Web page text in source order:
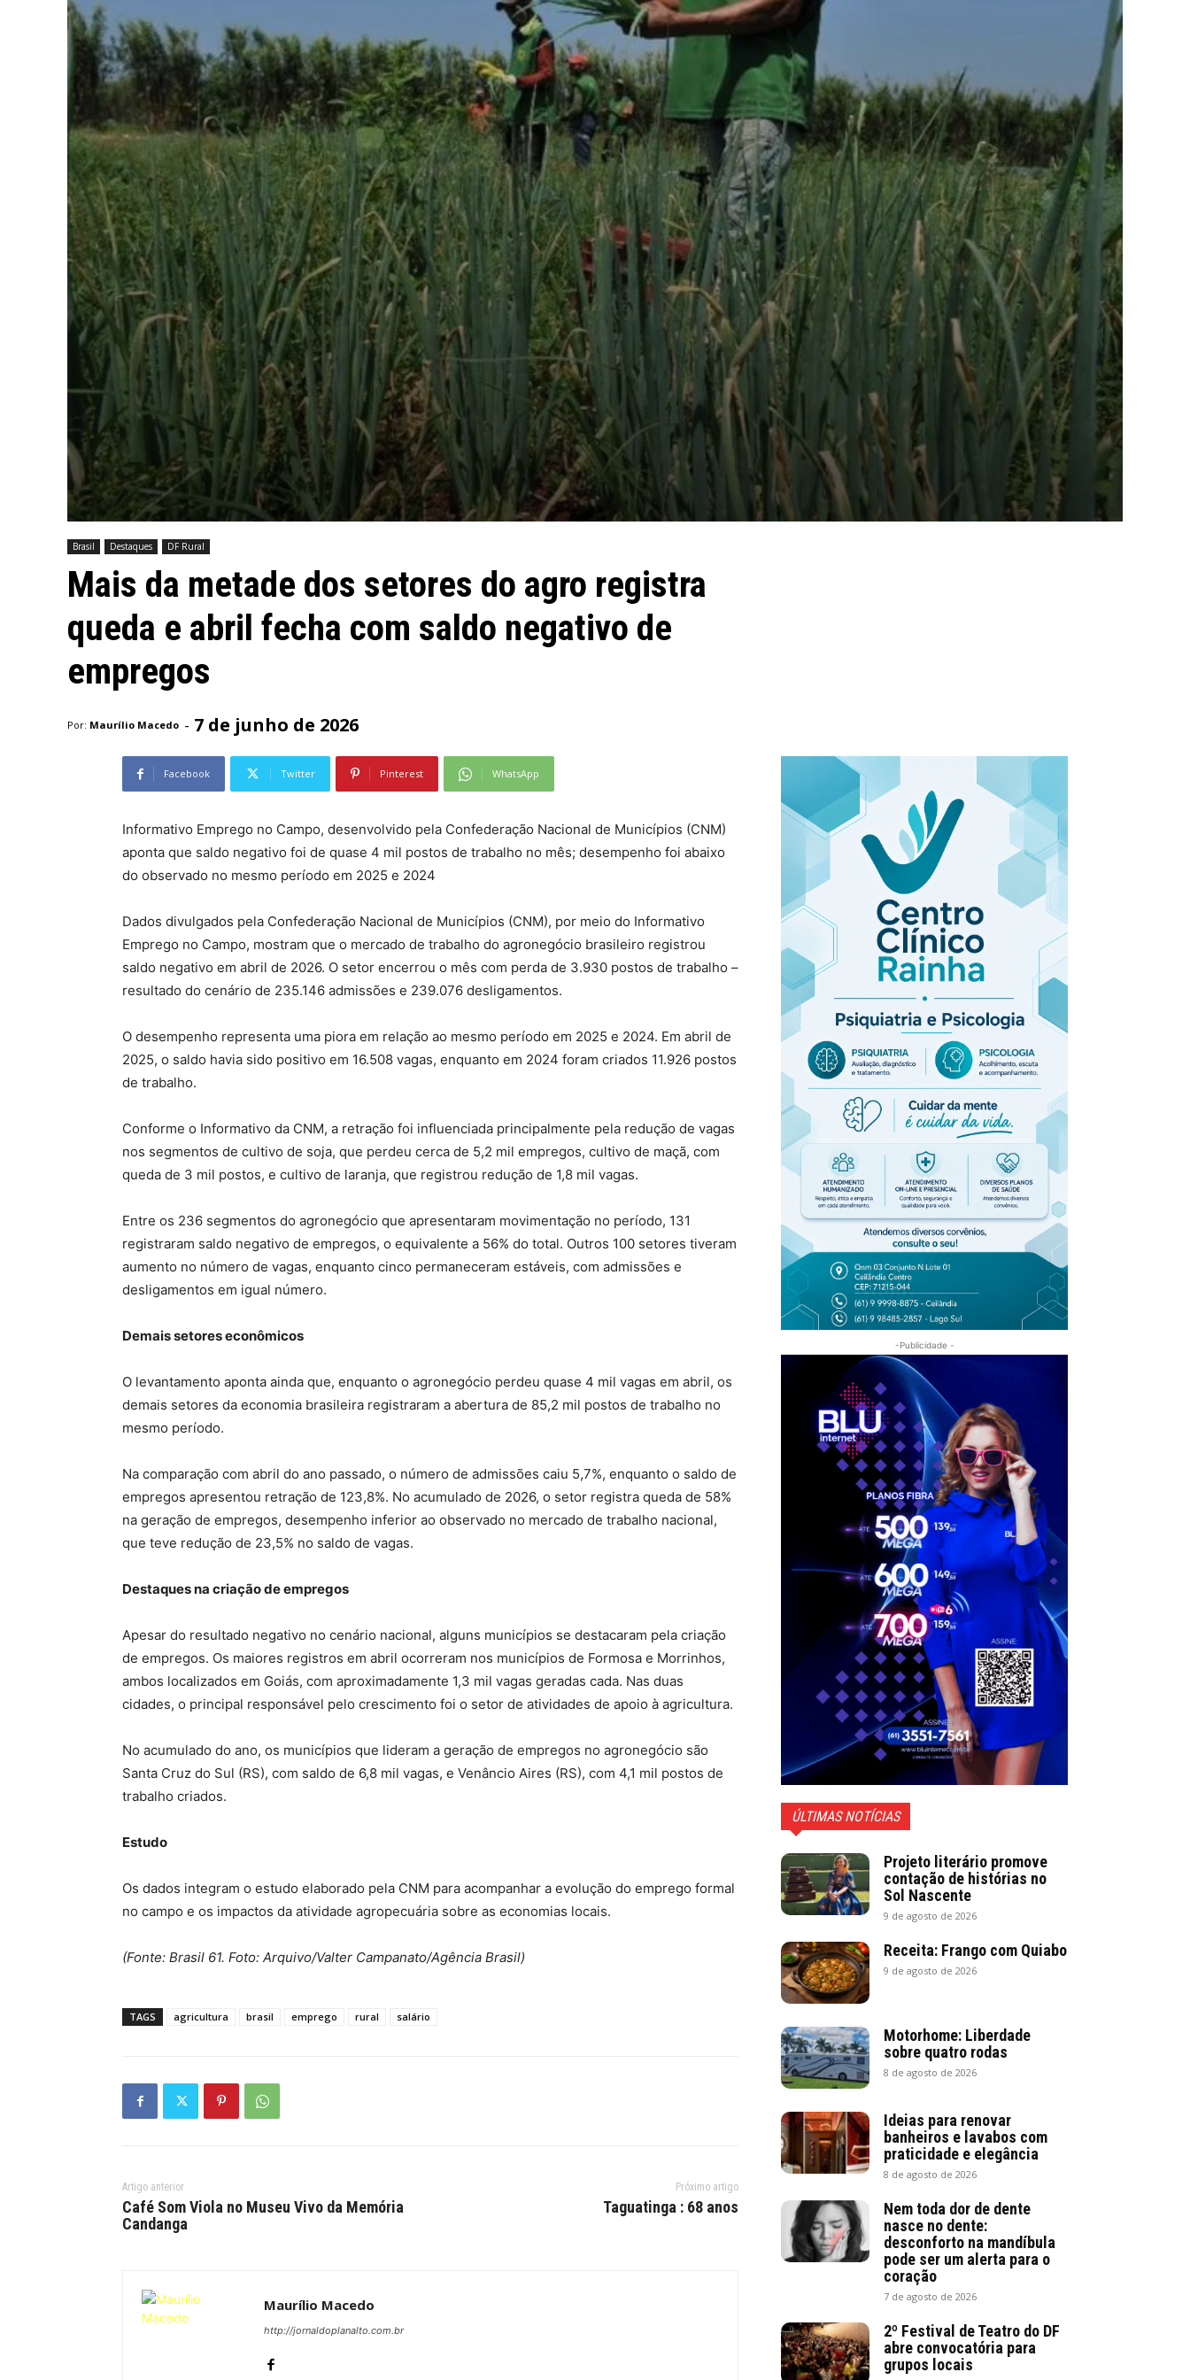
Brasil Destaques DF Rural
Mais da metade dos setores do agro registra
queda e abril fecha com saldo negativo de
empregos
Por: Maurílio Macedo - 7 de junho de 2026
Facebook Twitter Pinterest WhatsApp
Informativo Emprego no Campo, desenvolvido pela Confederação Nacional de Municípios (CNM)
aponta que saldo negativo foi de quase 4 mil postos de trabalho no mês; desempenho foi abaixo
do observado no mesmo período em 2025 e 2024
Dados divulgados pela Confederação Nacional de Municípios (CNM), por meio do Informativo
Emprego no Campo, mostram que o mercado de trabalho do agronegócio brasileiro registrou
saldo negativo em abril de 2026. O setor encerrou o mês com perda de 3.930 postos de trabalho –
resultado do cenário de 235.146 admissões e 239.076 desligamentos.
O desempenho representa uma piora em relação ao mesmo período em 2025 e 2024. Em abril de
2025, o saldo havia sido positivo em 16.508 vagas, enquanto em 2024 foram criados 11.926 postos
de trabalho.
Conforme o Informativo da CNM, a retração foi influenciada principalmente pela redução de vagas
nos segmentos de cultivo de soja, que perdeu cerca de 5,2 mil empregos, cultivo de maçã, com
queda de 3 mil postos, e cultivo de laranja, que registrou redução de 1,8 mil vagas.
Entre os 236 segmentos do agronegócio que apresentaram movimentação no período, 131
registraram saldo negativo de empregos, o equivalente a 56% do total. Outros 100 setores tiveram
aumento no número de vagas, enquanto cinco permaneceram estáveis, com admissões e
desligamentos em igual número.
Demais setores econômicos
O levantamento aponta ainda que, enquanto o agronegócio perdeu quase 4 mil vagas em abril, os
demais setores da economia brasileira registraram a abertura de 85,2 mil postos de trabalho no
mesmo período.
Na comparação com abril do ano passado, o número de admissões caiu 5,7%, enquanto o saldo de
empregos apresentou retração de 123,8%. No acumulado de 2026, o setor registra queda de 58%
na geração de empregos, desempenho inferior ao observado no mercado de trabalho nacional,
que teve redução de 23,5% no saldo de vagas.
Destaques na criação de empregos
Apesar do resultado negativo no cenário nacional, alguns municípios se destacaram pela criação
de empregos. Os maiores registros em abril ocorreram nos municípios de Formosa e Morrinhos,
ambos localizados em Goiás, com aproximadamente 1,3 mil vagas geradas cada. Nas duas
cidades, o principal responsável pelo crescimento foi o setor de atividades de apoio à agricultura.
No acumulado do ano, os municípios que lideram a geração de empregos no agronegócio são
Santa Cruz do Sul (RS), com saldo de 6,8 mil vagas, e Venâncio Aires (RS), com 4,1 mil postos de
trabalho criados.
Estudo
Os dados integram o estudo elaborado pela CNM para acompanhar a evolução do emprego formal
no campo e os impactos da atividade agropecuária sobre as economias locais.
(Fonte: Brasil 61. Foto: Arquivo/Valter Campanato/Agência Brasil)
TAGS agricultura brasil emprego rural salário
Artigo anterior
Café Som Viola no Museu Vivo da Memória
Candanga
Próximo artigo
Taguatinga : 68 anos
Maurílio Macedo
http://jornaldoplanalto.com.br
-Publicidade -
ÚLTIMAS NOTÍCIAS
Projeto literário promove
contação de histórias no
Sol Nascente
9 de agosto de 2026
Receita: Frango com Quiabo
9 de agosto de 2026
Motorhome: Liberdade
sobre quatro rodas
8 de agosto de 2026
Ideias para renovar
banheiros e lavabos com
praticidade e elegância
8 de agosto de 2026
Nem toda dor de dente
nasce no dente:
desconforto na mandíbula
pode ser um alerta para o
coração
7 de agosto de 2026
2º Festival de Teatro do DF
abre convocatória para
grupos locais